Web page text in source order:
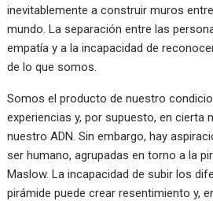
inevitablemente a construir muros
mundo. La separación entre las
empatía y a la incapacidad de
de lo que somos.
Somos el producto de nuestro
experiencias y, por supuesto, en cierta
nuestro ADN. Sin embargo, hay
ser humano, agrupadas en torno a la
Maslow. La incapacidad de subir los
pirámide puede crear resentimiento y,